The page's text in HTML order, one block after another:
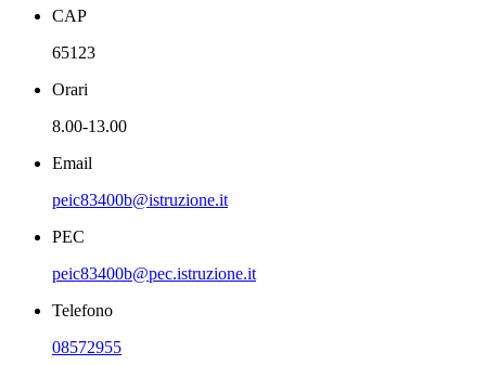
CAP
65123
Orari
8.00-13.00
Email
peic83400b@istruzione.it
PEC
peic83400b@pec.istruzione.it
Telefono
08572955